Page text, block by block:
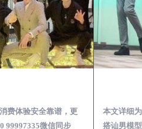
费体验安全靠谱，更
99997335微信同步
本文详细
搭讪男模